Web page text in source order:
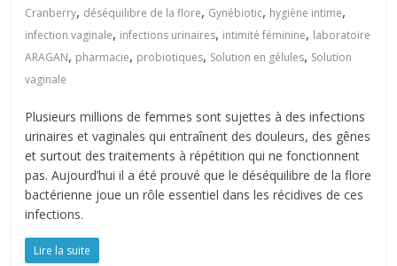
Cranberry, déséquilibre de la flore, Gynébiotic, hygiène intime,
infection vaginale, infections urinaires, intimité féminine, laboratoire
ARAGAN, pharmacie, probiotiques, Solution en gélules, Solution
vaginale
Plusieurs millions de femmes sont sujettes à des infections
urinaires et vaginales qui entraînent des douleurs, des gênes
et surtout des traitements à répétition qui ne fonctionnent
pas. Aujourd’hui il a été prouvé que le déséquilibre de la flore
bactérienne joue un rôle essentiel dans les récidives de ces
infections.
Lire la suite